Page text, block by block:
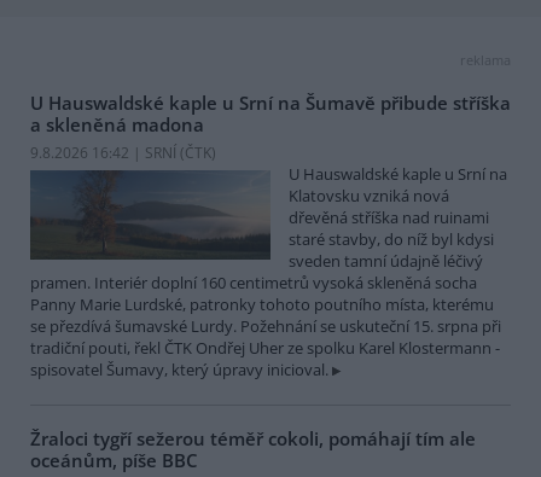
reklama
U Hauswaldské kaple u Srní na Šumavě přibude stříška
a skleněná madona
9.8.2026 16:42 | SRNÍ (ČTK)
U Hauswaldské kaple u Srní na
Klatovsku vzniká nová
dřevěná stříška nad ruinami
staré stavby, do níž byl kdysi
sveden tamní údajně léčivý
pramen. Interiér doplní 160 centimetrů vysoká skleněná socha
Panny Marie Lurdské, patronky tohoto poutního místa, kterému
se přezdívá šumavské Lurdy. Požehnání se uskuteční 15. srpna při
tradiční pouti, řekl ČTK Ondřej Uher ze spolku Karel Klostermann -
spisovatel Šumavy, který úpravy inicioval.
Žraloci tygří sežerou téměř cokoli, pomáhají tím ale
oceánům, píše BBC